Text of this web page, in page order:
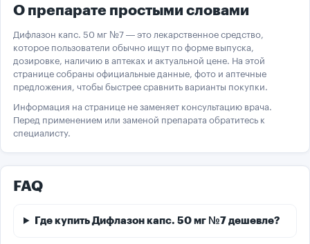
О препарате простыми словами
Дифлазон капс. 50 мг №7 — это лекарственное средство,
которое пользователи обычно ищут по форме выпуска,
дозировке, наличию в аптеках и актуальной цене. На этой
странице собраны официальные данные, фото и аптечные
предложения, чтобы быстрее сравнить варианты покупки.
Информация на странице не заменяет консультацию врача.
Перед применением или заменой препарата обратитесь к
специалисту.
FAQ
Где купить Дифлазон капс. 50 мг №7 дешевле?